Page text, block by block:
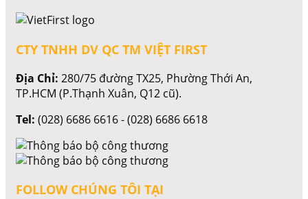
CTY TNHH DV QC TM VIỆT FIRST
Địa Chỉ: 280/75 đường TX25, Phường Thới An,
TP.HCM (P.Thạnh Xuân, Q12 cũ).
Tel: (028) 6686 6616 - (028) 6686 6618
FOLLOW CHÚNG TÔI TẠI